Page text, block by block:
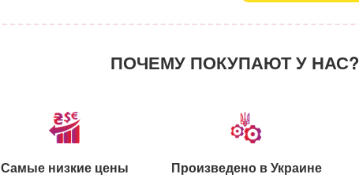
ПОЧЕМУ ПОКУПАЮТ У НАС?
Самые низкие цены Произведено в Украине